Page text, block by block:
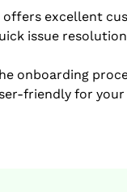
offers excellent
issue
onboarding
friendly for your